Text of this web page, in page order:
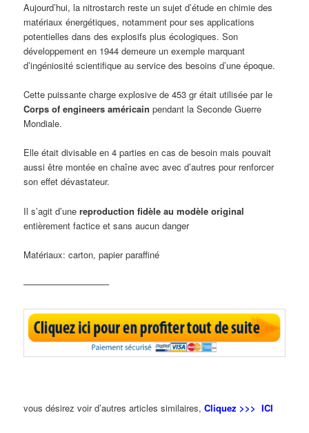
Aujourd’hui, la nitrostarch reste un sujet d’étude en chimie des
matériaux énergétiques, notamment pour ses applications
potentielles dans des explosifs plus écologiques. Son
développement en 1944 demeure un exemple marquant
d’ingéniosité scientifique au service des besoins d’une époque.
Cette puissante charge explosive de 453 gr était utilisée par le
Corps of engineers américain pendant la Seconde Guerre
Mondiale.
Elle était divisable en 4 parties en cas de besoin mais pouvait
aussi être montée en chaîne avec avec d’autres pour renforcer
son effet dévastateur.
Il s’agit d’une reproduction fidèle au modèle original
entièrement factice et sans aucun danger
Matériaux: carton, papier paraffiné
—————————–
vous désirez voir d’autres articles similaires, Cliquez >>> ICI